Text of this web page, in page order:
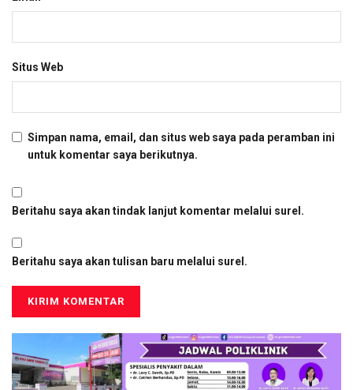
Situs Web
Simpan nama, email, dan situs web saya pada peramban ini
untuk komentar saya berikutnya.
Beritahu saya akan tindak lanjut komentar melalui surel.
Beritahu saya akan tulisan baru melalui surel.